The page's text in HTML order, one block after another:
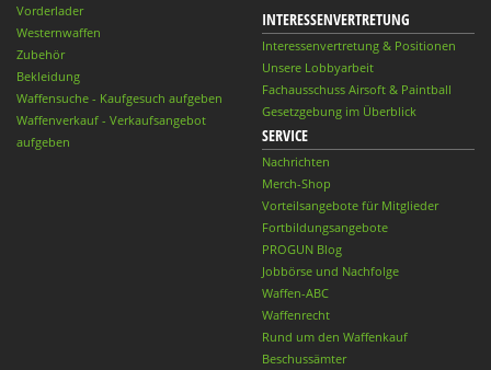
Vorderlader
Westernwaffen
Zubehör
Bekleidung
Waffensuche - Kaufgesuch aufgeben
Waffenverkauf - Verkaufsangebot
aufgeben
INTERESSENVERTRETUNG
Interessenvertretung & Positionen
Unsere Lobbyarbeit
Fachausschuss Airsoft & Paintball
Gesetzgebung im Überblick
SERVICE
Nachrichten
Merch-Shop
Vorteilsangebote für Mitglieder
Fortbildungsangebote
PROGUN Blog
Jobbörse und Nachfolge
Waffen-ABC
Waffenrecht
Rund um den Waffenkauf
Beschussämter